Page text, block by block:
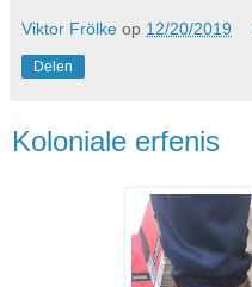
Viktor Frölke op 12/20/2019
Delen
Koloniale erfenis